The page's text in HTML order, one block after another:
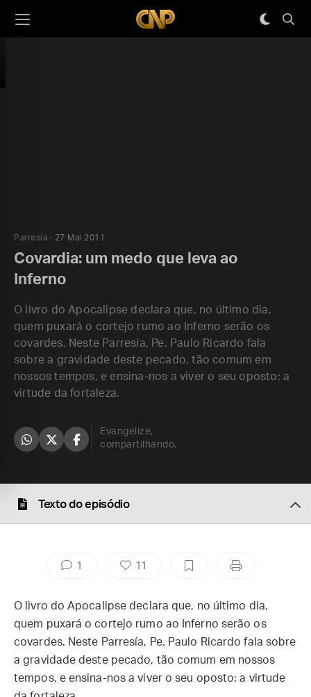
Parresía 27 Mai 2011
Covardia: um medo que leva ao
Inferno
O livro do Apocalipse declara que, no último dia,
quem puxará o cortejo rumo ao Inferno serão os
covardes. Neste Parresía, Pe. Paulo Ricardo fala
sobre a gravidade deste pecado, tão comum em
nossos tempos, e ensina-nos a viver o seu oposto: a
virtude da fortaleza.
Evangelize,
compartilhando.
Texto do episódio
1 11
O livro do Apocalipse declara que, no último dia,
quem puxará o cortejo rumo ao Inferno serão os
covardes. Neste Parresía, Pe. Paulo Ricardo fala sobre
a gravidade deste pecado, tão comum em nossos
tempos, e ensina-nos a viver o seu oposto: a virtude